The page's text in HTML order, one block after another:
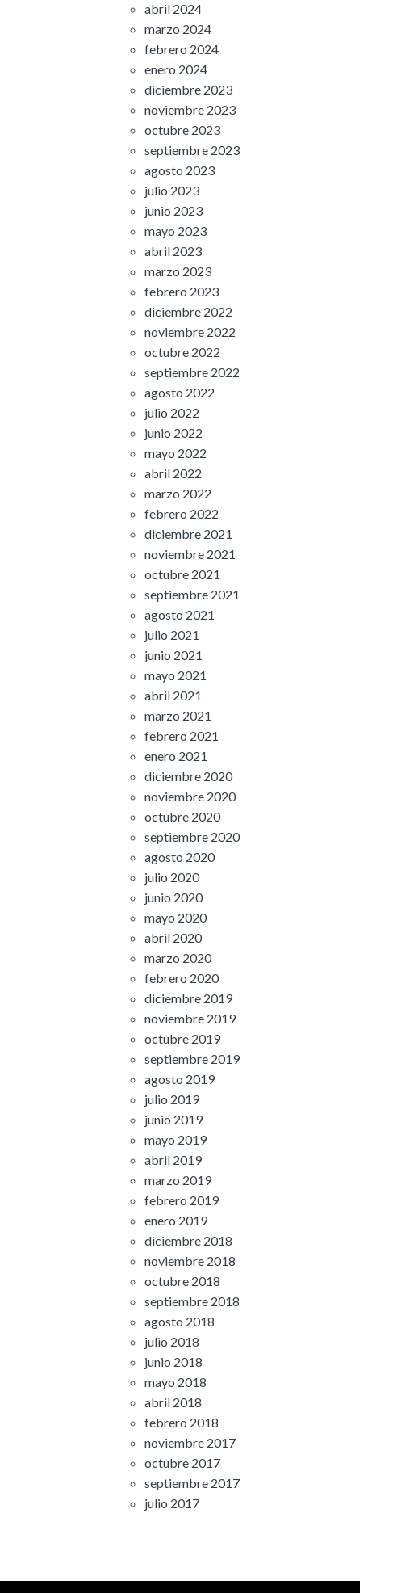
abril 2024
marzo 2024
febrero 2024
enero 2024
diciembre 2023
noviembre 2023
octubre 2023
septiembre 2023
agosto 2023
julio 2023
junio 2023
mayo 2023
abril 2023
marzo 2023
febrero 2023
diciembre 2022
noviembre 2022
octubre 2022
septiembre 2022
agosto 2022
julio 2022
junio 2022
mayo 2022
abril 2022
marzo 2022
febrero 2022
diciembre 2021
noviembre 2021
octubre 2021
septiembre 2021
agosto 2021
julio 2021
junio 2021
mayo 2021
abril 2021
marzo 2021
febrero 2021
enero 2021
diciembre 2020
noviembre 2020
octubre 2020
septiembre 2020
agosto 2020
julio 2020
junio 2020
mayo 2020
abril 2020
marzo 2020
febrero 2020
diciembre 2019
noviembre 2019
octubre 2019
septiembre 2019
agosto 2019
julio 2019
junio 2019
mayo 2019
abril 2019
marzo 2019
febrero 2019
enero 2019
diciembre 2018
noviembre 2018
octubre 2018
septiembre 2018
agosto 2018
julio 2018
junio 2018
mayo 2018
abril 2018
febrero 2018
noviembre 2017
octubre 2017
septiembre 2017
julio 2017